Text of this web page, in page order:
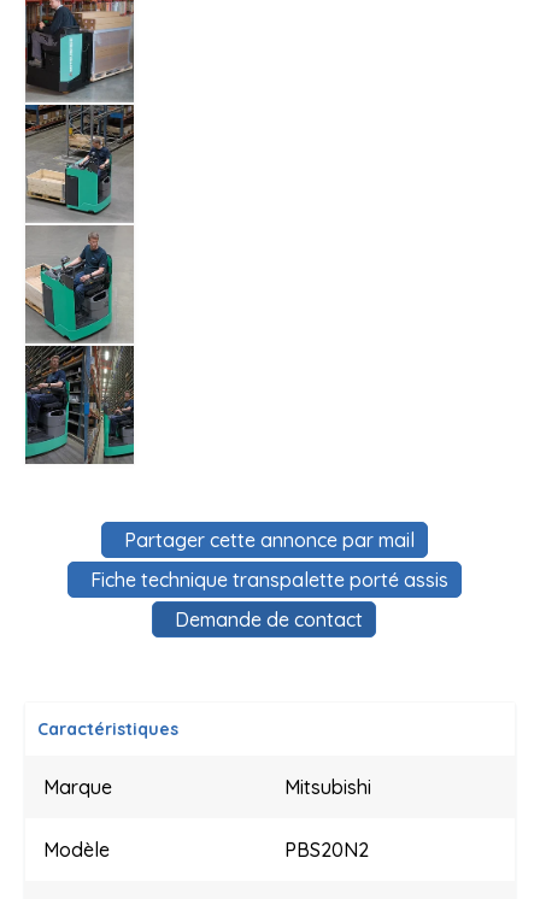
Demande de contact
Partager cette annonce par mail
Fiche technique transpalette porté assis
Caractéristiques
Marque Mitsubishi
Modèle PBS20N2